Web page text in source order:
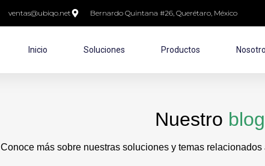
ventas@ubiqo.net Bernardo Quintana #26, Querétaro, México
Inicio Soluciones Productos
Nuestro blog
Conoce más sobre nuestras soluciones y temas